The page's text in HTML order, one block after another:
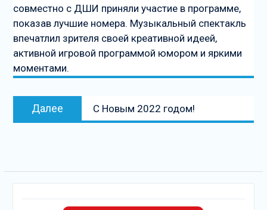
совместно с ДШИ приняли участие в программе,
показав лучшие номера. Музыкальный спектакль
впечатлил зрителя своей креативной идеей,
активной игровой программой юмором и яркими
моментами.
Далее
запись
С Новым 2022 годом!